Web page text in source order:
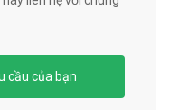
cầu của bạn